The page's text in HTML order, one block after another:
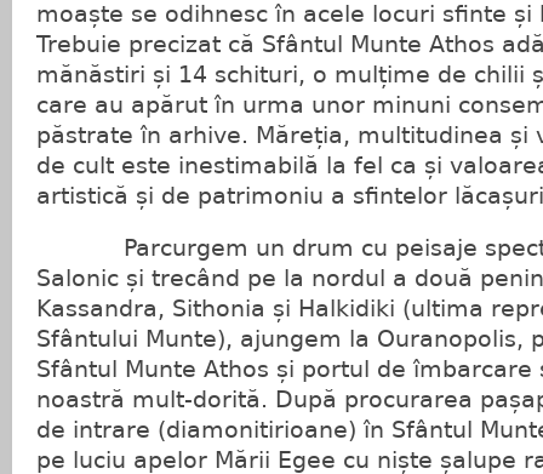
moaște se odihnesc în acele locuri sfinte și
Trebuie precizat că Sfântul Munte Athos
mănăstiri și 14 schituri, o mulțime de chilii
care au apărut în urma unor minuni
păstrate în arhive. Măreția, multitudinea și
de cult este inestimabilă la fel ca și
artistică și de patrimoniu a sfintelor
Parcurgem un drum cu peisaje
Salonic și trecând pe la nordul a două
Kassandra, Sithonia și Halkidiki (ultima
Sfântului Munte), ajungem la Ouranopolis,
Sfântul Munte Athos și portul de îmbarcare
noastră mult-dorită. După procurarea
de intrare (diamonitirioane) în Sfântul
pe luciu apelor Mării Egee cu niște șalupe